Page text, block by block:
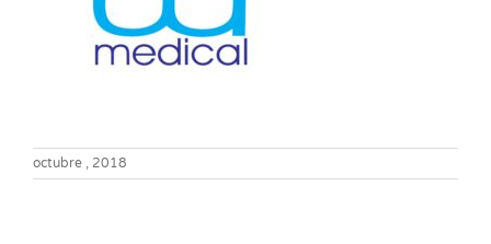
octubre , 2018